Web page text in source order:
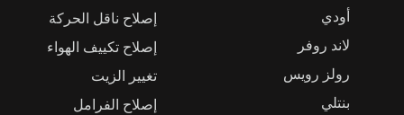
أودي
لاند روفر
رولز رويس
بنتلي
إصلاح ناقل الحركة
إصلاح تكييف الهواء
تغيير الزيت
إصلاح الفرامل